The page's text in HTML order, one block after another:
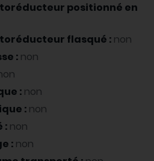
positionné en
flasqué : non
: non
: non
: non
: non
: non